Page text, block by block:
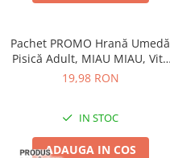
Pachet PROMO Hrană Umedă
Pisică Adult, MIAU MIAU, Vită
în sos, 12x100g
19,98 RON
IN STOC
ADAUGA IN COS